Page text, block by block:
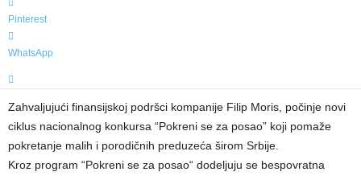
Pinterest
WhatsApp
Zahvaljujući finansijskoj podršci kompanije Filip Moris, počinje novi
ciklus nacionalnog konkursa “Pokreni se za posao” koji pomaže
pokretanje malih i porodičnih preduzeća širom Srbije.
Kroz program “Pokreni se za posao“ dodeljuju se bespovratna